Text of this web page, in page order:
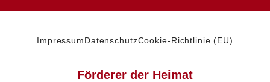
ImpressumDatenschutzCookie-Richtlinie (EU)
Förderer der Heimat